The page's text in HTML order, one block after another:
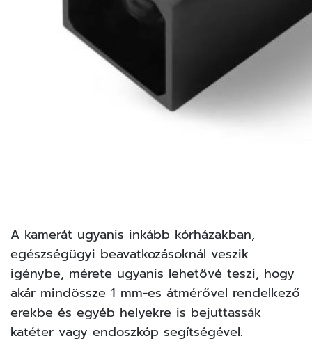
A kamerát ugyanis inkább kórházakban,
egészségügyi beavatkozásoknál veszik
igénybe, mérete ugyanis lehetővé teszi, hogy
akár mindössze 1 mm-es átmérővel rendelkező
erekbe és egyéb helyekre is bejuttassák
katéter vagy endoszkóp segítségével.